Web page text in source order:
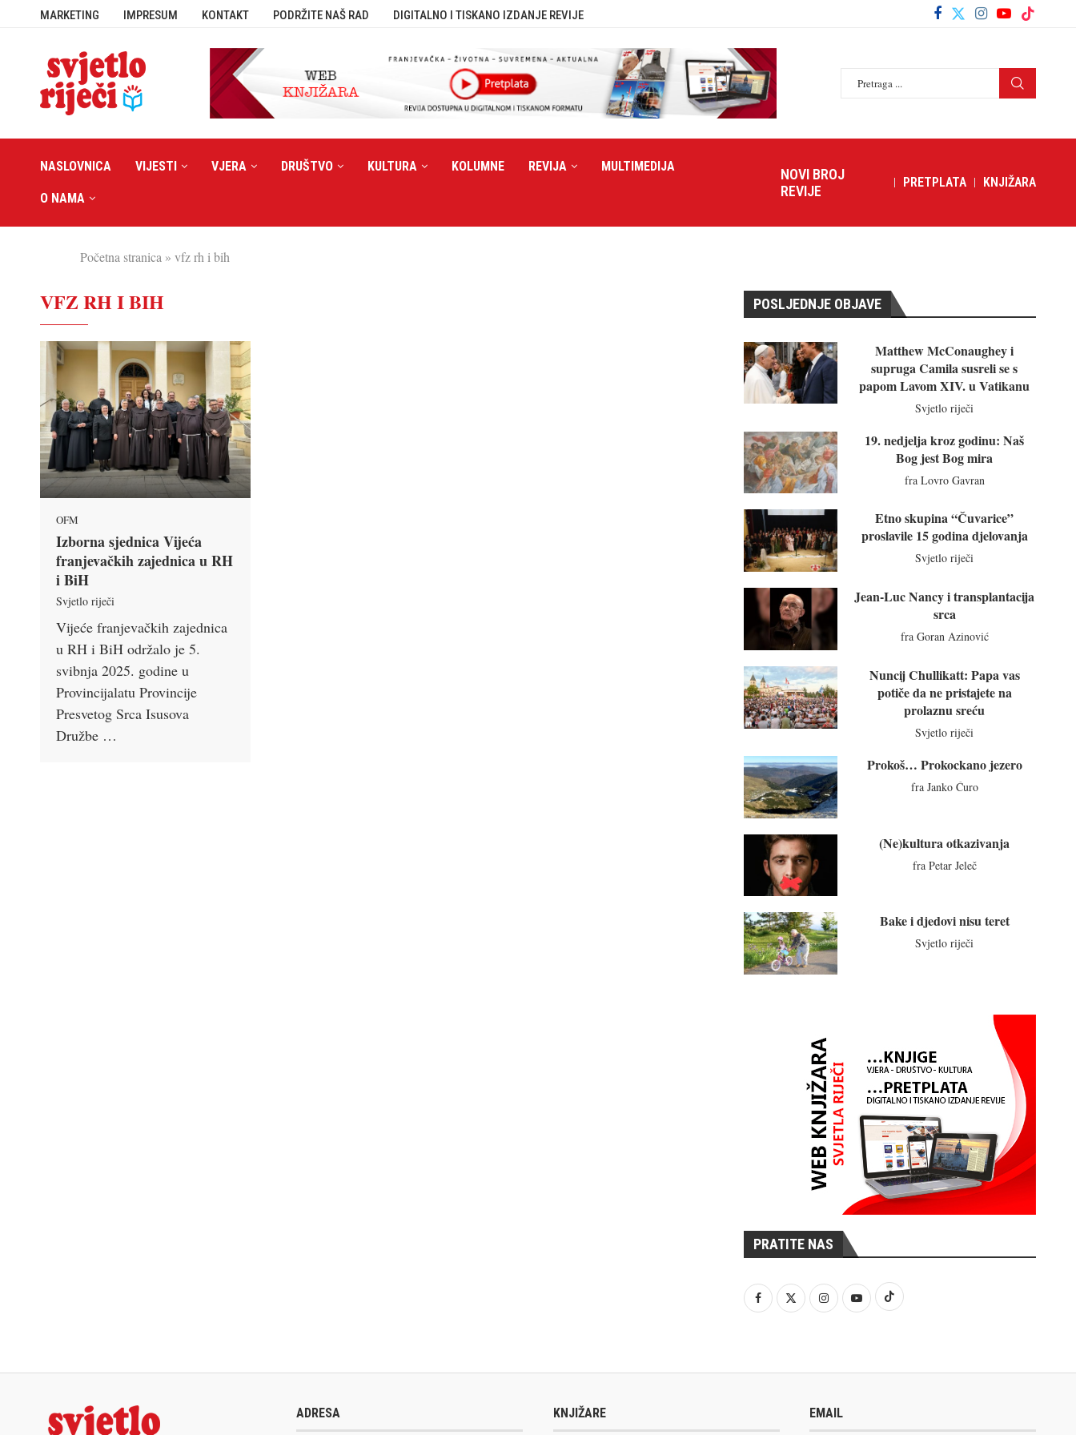
MARKETING IMPRESUM KONTAKT PODRŽITE NAŠ RAD DIGITALNO I TISKANO IZDANJE REVIJE
NASLOVNICA VIJESTI VJERA DRUŠTVO KULTURA KOLUMNE REVIJA MULTIMEDIJA
O NAMA
NOVI BROJ
REVIJE
PRETPLATA KNJIŽARA
Početna stranica » vfz rh i bih
VFZ RH I BIH
OFM
Izborna sjednica Vijeća
franjevačkih zajednica u RH
i BiH
Svjetlo riječi
Vijeće franjevačkih zajednica
u RH i BiH održalo je 5.
svibnja 2025. godine u
Provincijalatu Provincije
Presvetog Srca Isusova
Družbe …
POSLJEDNJE OBJAVE
Matthew McConaughey i
supruga Camila susreli se s
papom Lavom XIV. u Vatikanu
Svjetlo riječi
19. nedjelja kroz godinu: Naš
Bog jest Bog mira
fra Lovro Gavran
Etno skupina “Čuvarice”
proslavile 15 godina djelovanja
Svjetlo riječi
Jean-Luc Nancy i transplantacija
srca
fra Goran Azinović
Nuncij Chullikatt: Papa vas
potiče da ne pristajete na
prolaznu sreću
Svjetlo riječi
Prokoš… Prokockano jezero
fra Janko Ćuro
(Ne)kultura otkazivanja
fra Petar Jeleč
Bake i djedovi nisu teret
Svjetlo riječi
PRATITE NAS
ADRESA KNJIŽARE EMAIL